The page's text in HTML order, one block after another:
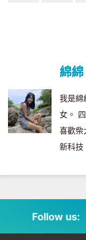
綿綿
我是綿
女。
喜歡柴
新科技
Follow us: